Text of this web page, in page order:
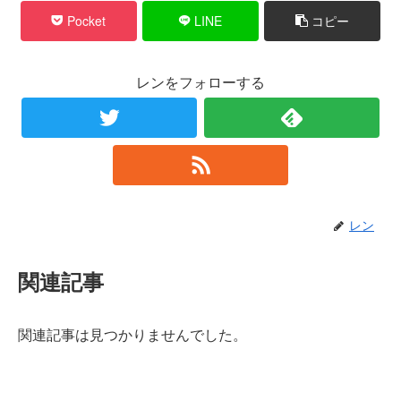
Pocket LINE コピー
レンをフォローする
レン
関連記事
関連記事は見つかりませんでした。